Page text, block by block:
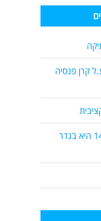
קרן פנסיה
האם חתימה על סעיף 14 היא בגדר